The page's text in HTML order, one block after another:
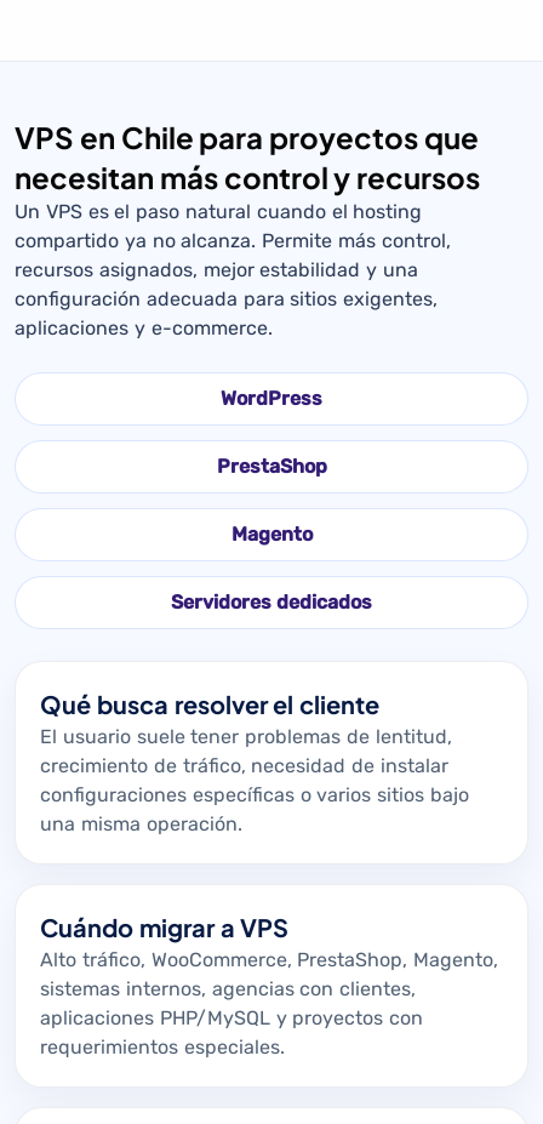
VPS en Chile para proyectos que
necesitan más control y recursos
Un VPS es el paso natural cuando el hosting
compartido ya no alcanza. Permite más control,
recursos asignados, mejor estabilidad y una
configuración adecuada para sitios exigentes,
aplicaciones y e-commerce.
WordPress
PrestaShop
Magento
Servidores dedicados
Qué busca resolver el cliente
El usuario suele tener problemas de lentitud,
crecimiento de tráfico, necesidad de instalar
configuraciones específicas o varios sitios bajo
una misma operación.
Cuándo migrar a VPS
Alto tráfico, WooCommerce, PrestaShop, Magento,
sistemas internos, agencias con clientes,
aplicaciones PHP/MySQL y proyectos con
requerimientos especiales.